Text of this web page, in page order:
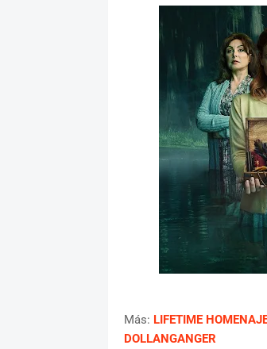
Más: LIFETIME
DOLLANGANGER